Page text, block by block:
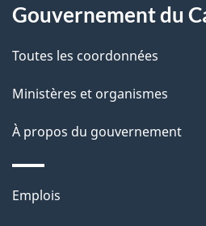
i
l
s
d
e
l
propos
de
ce
site
Gouvernement du
Toutes les coordonnées
Ministères et organismes
À propos du gouvernement
Thèmes
Emplois